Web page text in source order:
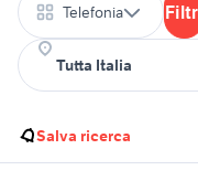
Telefonia
Salva ricerca